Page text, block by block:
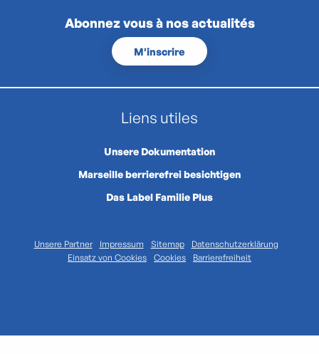
Abonnez vous à nos actualités
M'inscrire
Liens utiles
Unsere Dokumentation
Marseille berrierefrei besichtigen
Das Label Familie Plus
Unsere Partner Impressum Sitemap
Datenschutzerklärung
Einsatz von Cookies
Cookies Barrierefreiheit